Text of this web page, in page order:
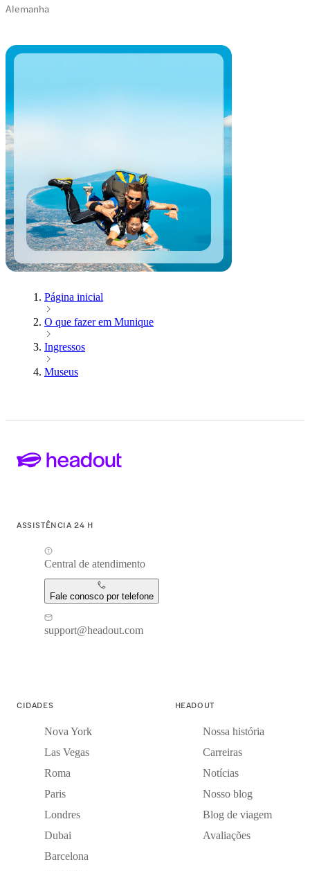
Alemanha
Página inicial
O que fazer em Munique
Ingressos
Museus
ASSISTÊNCIA 24 H
Central de atendimento
Fale conosco por telefone
support@headout.com
CIDADES
Nova York
Las Vegas
Roma
Paris
Londres
Dubai
Barcelona
HEADOUT
Nossa história
Carreiras
Notícias
Nosso blog
Blog de viagem
Avaliações